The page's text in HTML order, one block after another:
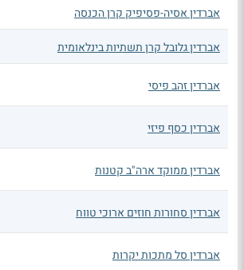
אברדין אסיה-פסיפיק קרן הכנסה
אברדין גלובל קרן תשתיות בינלאומית
אברדין זהב פיסי
אברדין כסף פיזי
אברדין ממוקד ארה"ב קטנות
אברדין סחורות חוזים ארוכי טווח
אברדין סל מתכות יקרות